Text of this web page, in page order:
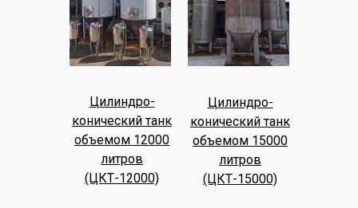
Цилиндро-
конический танк
объемом 12000
литров
(ЦКТ-12000)
Цилиндро-
конический танк
объемом 15000
литров
(ЦКТ-15000)